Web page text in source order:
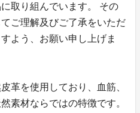
取り組んでいます。 その
ご理解及びご了承をいただ
よう、お願い申し上げま
革を使用しており、血筋、
素材ならではの特徴です。